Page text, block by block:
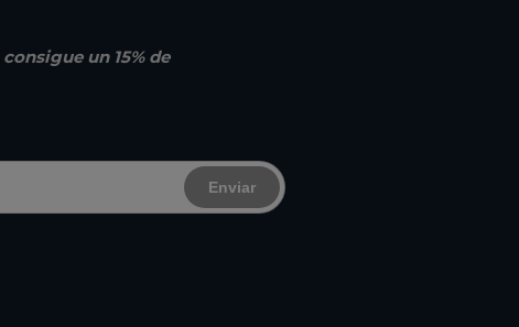
consigue un 15% de
Enviar